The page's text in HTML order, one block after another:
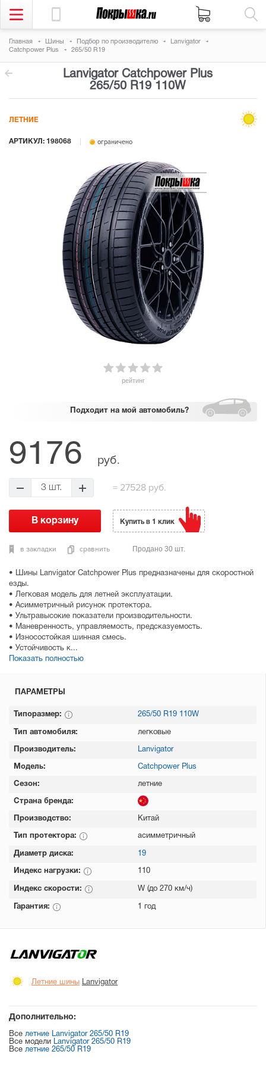
Главная Шины Подбор по производителю
Lanvigator
Catchpower Plus
265/50 R19
Lanvigator Catchpower Plus
265/50 R19 110W
рейтинг
АРТИКУЛ: 198068 ограничено
ЛЕТНИЕ
Подходит на мой автомобиль?
• Шины Lanvigator Catchpower Plus предназначены для скоростной
езды.
• Легковая модель для летней эксплуатации.
• Асимметричный рисунок протектора.
• Ультравысокие показатели производительности.
• Маневренность, управляемость, предсказуемость.
• Износостойкая шинная смесь.
• Устойчивость к...
Показать полностью
9176 руб.
3 шт. = 27528 руб.
в закладки сравнить
Купить в 1 клик
Продано 30 шт.
ПАРАМЕТРЫ
Типоразмер: 265/50 R19 110W
Тип автомобиля: легковые
Производитель: Lanvigator
Модель: Catchpower Plus
Сезон: летние
Страна бренда:
Производство: Китай
Тип протектора: асимметричный
Диаметр диска: 19
Индекс нагрузки: 110
Индекс скорости: W (до 270 км/ч)
Гарантия: 1 год
Летние шины Lanvigator
Дополнительно:
Все летние Lanvigator 265/50 R19
Все модели Lanvigator 265/50 R19
Все летние 265/50 R19